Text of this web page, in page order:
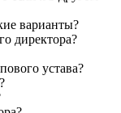
варианты?
директора?
устава?